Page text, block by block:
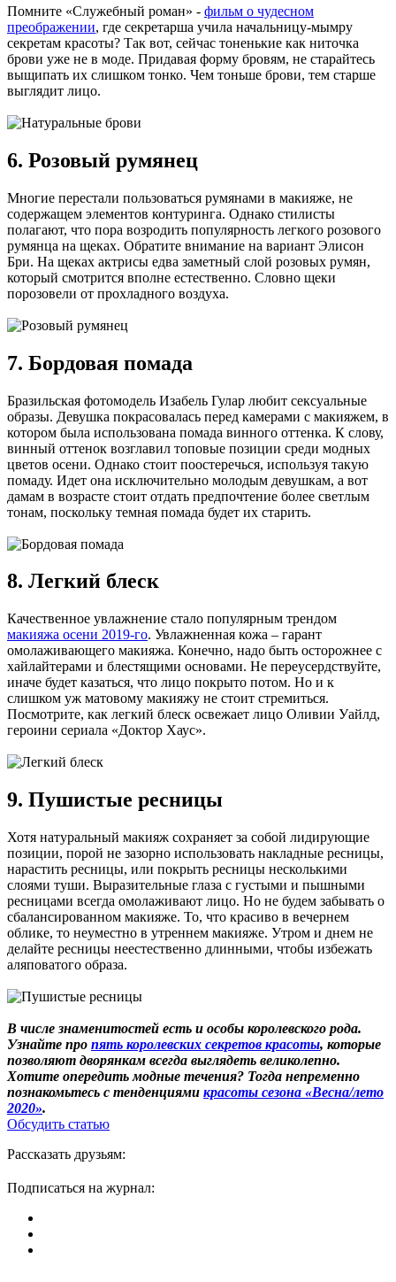
Помните «Служебный роман» - фильм о чудесном
преображении, где секретарша учила начальницу-мымру
секретам красоты? Так вот, сейчас тоненькие как ниточка
брови уже не в моде. Придавая форму бровям, не старайтесь
выщипать их слишком тонко. Чем тоньше брови, тем старше
выглядит лицо.
6. Розовый румянец
Многие перестали пользоваться румянами в макияже, не
содержащем элементов контуринга. Однако стилисты
полагают, что пора возродить популярность легкого розового
румянца на щеках. Обратите внимание на вариант Элисон
Бри. На щеках актрисы едва заметный слой розовых румян,
который смотрится вполне естественно. Словно щеки
порозовели от прохладного воздуха.
7. Бордовая помада
Бразильская фотомодель Изабель Гулар любит сексуальные
образы. Девушка покрасовалась перед камерами с макияжем, в
котором была использована помада винного оттенка. К слову,
винный оттенок возглавил топовые позиции среди модных
цветов осени. Однако стоит поостеречься, используя такую
помаду. Идет она исключительно молодым девушкам, а вот
дамам в возрасте стоит отдать предпочтение более светлым
тонам, поскольку темная помада будет их старить.
8. Легкий блеск
Качественное увлажнение стало популярным трендом
макияжа осени 2019-го. Увлажненная кожа – гарант
омолаживающего макияжа. Конечно, надо быть осторожнее с
хайлайтерами и блестящими основами. Не переусердствуйте,
иначе будет казаться, что лицо покрыто потом. Но и к
слишком уж матовому макияжу не стоит стремиться.
Посмотрите, как легкий блеск освежает лицо Оливии Уайлд,
героини сериала «Доктор Хаус».
9. Пушистые ресницы
Хотя натуральный макияж сохраняет за собой лидирующие
позиции, порой не зазорно использовать накладные ресницы,
нарастить ресницы, или покрыть ресницы несколькими
слоями туши. Выразительные глаза с густыми и пышными
ресницами всегда омолаживают лицо. Но не будем забывать о
сбалансированном макияже. То, что красиво в вечернем
облике, то неуместно в утреннем макияже. Утром и днем не
делайте ресницы неестественно длинными, чтобы избежать
аляповатого образа.
В числе знаменитостей есть и особы королевского рода.
Узнайте про пять королевских секретов красоты, которые
позволяют дворянкам всегда выглядеть великолепно.
Хотите опередить модные течения? Тогда непременно
познакомьтесь с тенденциями красоты сезона «Весна/лето
2020».
Обсудить статью
Рассказать друзьям:
Подписаться на журнал: